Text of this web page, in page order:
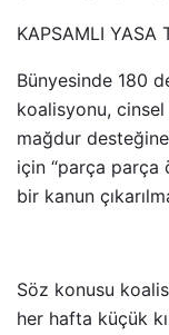
KAPSAMLI YASA
Bünyesinde 180
koalisyonu, cinsel
mağdur
için “parça parça
bir kanun
Söz konusu
her hafta küçük